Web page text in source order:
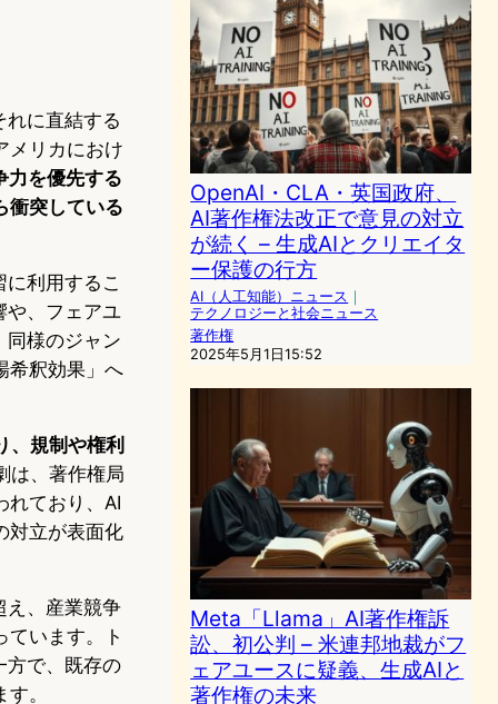
に直結する
メリカにおけ
力を優先する
衝突している
利用するこ
や、フェアユ
同様のジャン
希釈効果」へ
、規制や権利
は、著作権局
れており、AI
対立が表面化
え、産業競争
ています。ト
方で、既存の
。
OpenAI・CLA・英国政府、
AI著作権法改正で意見の対立
が続く – 生成AIとクリエイタ
ー保護の行方
AI（人工知能）ニュース ｜
テクノロジーと社会ニュース
著作権
2025年5月1日15:52
Meta「Llama」AI著作権訴
訟、初公判 – 米連邦地裁がフ
ェアユースに疑義、生成AIと
著作権の未来